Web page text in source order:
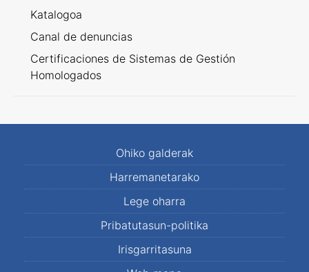
Katalogoa
Canal de denuncias
Certificaciones de Sistemas de Gestión
Homologados
Ohiko galderak
Harremanetarako
Lege oharra
Pribatutasun-politika
Irisgarritasuna